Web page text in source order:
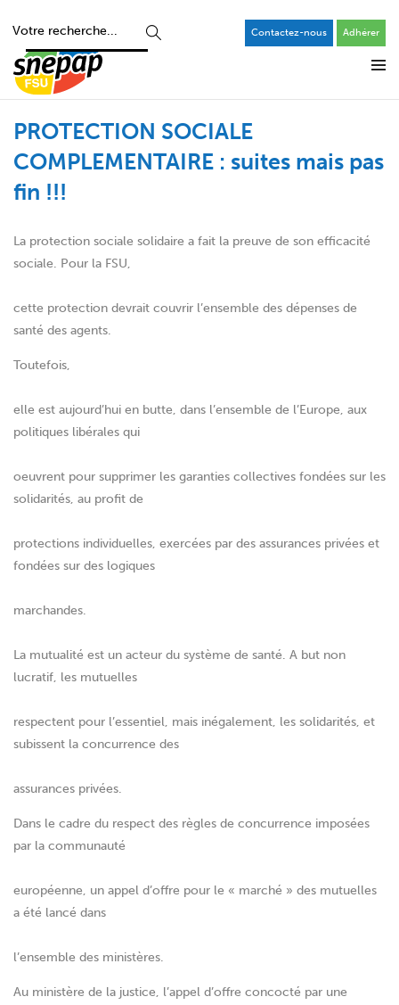
Contactez-nous Adhérer
PROTECTION SOCIALE
COMPLEMENTAIRE : suites mais pas
fin !!!
La protection sociale solidaire a fait la preuve de son efficacité
sociale. Pour la FSU,
cette protection devrait couvrir l’ensemble des dépenses de
santé des agents.
Toutefois,
elle est aujourd’hui en butte, dans l’ensemble de l’Europe, aux
politiques libérales qui
oeuvrent pour supprimer les garanties collectives fondées sur les
solidarités, au profit de
protections individuelles, exercées par des assurances privées et
fondées sur des logiques
marchandes.
La mutualité est un acteur du système de santé. A but non
lucratif, les mutuelles
respectent pour l’essentiel, mais inégalement, les solidarités, et
subissent la concurrence des
assurances privées.
Dans le cadre du respect des règles de concurrence imposées
par la communauté
européenne, un appel d’offre pour le « marché » des mutuelles
a été lancé dans
l’ensemble des ministères.
Au ministère de la justice, l’appel d’offre concocté par une